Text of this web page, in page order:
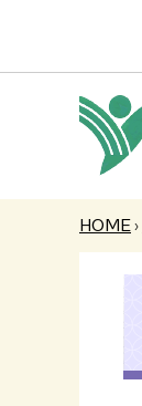
HOME ›